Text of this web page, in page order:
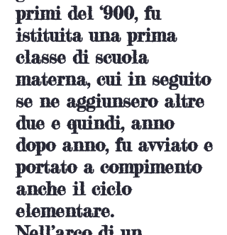
primi del ‘900, fu
istituita una prima
classe di scuola
materna, cui in seguito
se ne aggiunsero altre
due e quindi, anno
dopo anno, fu avviato e
portato a compimento
anche il ciclo
elementare.